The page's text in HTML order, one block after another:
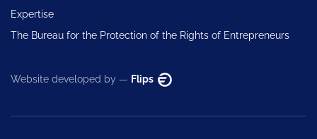
Expertise
The Bureau for the Protection of the Rights of Entrepreneurs
Website developed by — Flips